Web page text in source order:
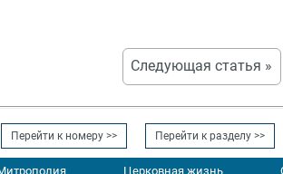
Следующая статья »
Перейти к разделу >>
Перейти к номеру >>
Церковная жизнь